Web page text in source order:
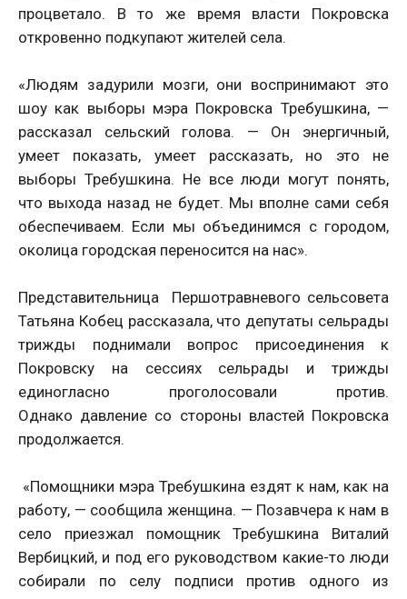
процветало. В то же время власти Покровска
откровенно подкупают жителей села.
«Людям задурили мозги, они воспринимают это
шоу как выборы мэра Покровска Требушкина, —
рассказал сельский голова. — Он энергичный,
умеет показать, умеет рассказать, но это не
выборы Требушкина. Не все люди могут понять,
что выхода назад не будет. Мы вполне сами себя
обеспечиваем. Если мы объединимся с городом,
околица городская переносится на нас».
Представительница Першотравневого сельсовета
Татьяна Кобец рассказала, что депутаты сельрады
трижды поднимали вопрос присоединения к
Покровску на сессиях сельрады и трижды
единогласно проголосовали против.
Однако давление со стороны властей Покровска
продолжается.
«Помощники мэра Требушкина ездят к нам, как на
работу, — сообщила женщина. — Позавчера к нам в
село приезжал помощник Требушкина Виталий
Вербицкий, и под его руководством какие-то люди
собирали по селу подписи против одного из